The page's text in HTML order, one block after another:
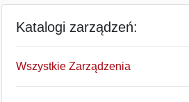
Katalogi zarządzeń:
Wszystkie Zarządzenia